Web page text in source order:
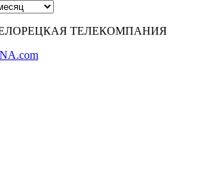
БЕЛОРЕЦКАЯ ТЕЛЕКОМПАНИЯ